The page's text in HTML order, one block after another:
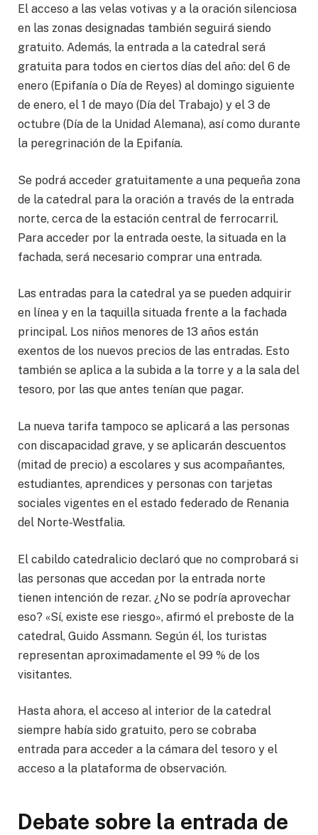
El acceso a las velas votivas y a la oración silenciosa
en las zonas designadas también seguirá siendo
gratuito. Además, la entrada a la catedral será
gratuita para todos en ciertos días del año: del 6 de
enero (Epifanía o Día de Reyes) al domingo siguiente
de enero, el 1 de mayo (Día del Trabajo) y el 3 de
octubre (Día de la Unidad Alemana), así como durante
la peregrinación de la Epifanía.
Se podrá acceder gratuitamente a una pequeña zona
de la catedral para la oración a través de la entrada
norte, cerca de la estación central de ferrocarril.
Para acceder por la entrada oeste, la situada en la
fachada, será necesario comprar una entrada.
Las entradas para la catedral ya se pueden adquirir
en línea y en la taquilla situada frente a la fachada
principal. Los niños menores de 13 años están
exentos de los nuevos precios de las entradas. Esto
también se aplica a la subida a la torre y a la sala del
tesoro, por las que antes tenían que pagar.
La nueva tarifa tampoco se aplicará a las personas
con discapacidad grave, y se aplicarán descuentos
(mitad de precio) a escolares y sus acompañantes,
estudiantes, aprendices y personas con tarjetas
sociales vigentes en el estado federado de Renania
del Norte-Westfalia.
El cabildo catedralicio declaró que no comprobará si
las personas que accedan por la entrada norte
tienen intención de rezar. ¿No se podría aprovechar
eso? «Sí, existe ese riesgo», afirmó el preboste de la
catedral, Guido Assmann. Según él, los turistas
representan aproximadamente el 99 % de los
visitantes.
Hasta ahora, el acceso al interior de la catedral
siempre había sido gratuito, pero se cobraba
entrada para acceder a la cámara del tesoro y el
acceso a la plataforma de observación.
Debate sobre la entrada de